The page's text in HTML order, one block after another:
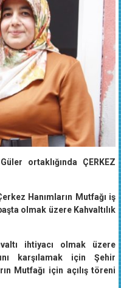
ortaklığında ÇERKEZ
Hanımların Mutfağı iş
olmak üzere Kahvaltılık
ihtiyacı olmak üzere
karşılamak için Şehir
Mutfağı için açılış töreni